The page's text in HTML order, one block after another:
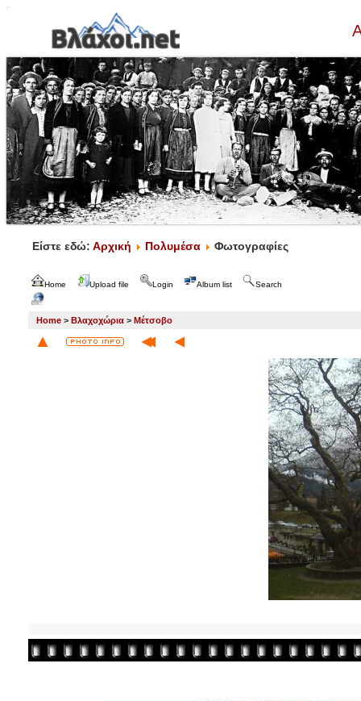
Είστε εδώ: Αρχική Πολυμέσα Φωτογραφίες
Home Upload file Login Album list Search
Home > Βλαχοχώρια > Μέτσοβο